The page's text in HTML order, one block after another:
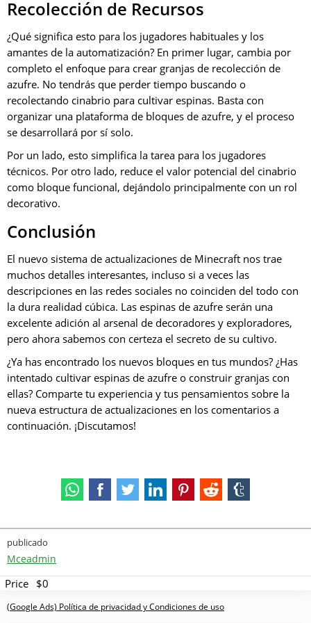
Recolección de Recursos
¿Qué significa esto para los jugadores habituales y los
amantes de la automatización? En primer lugar, cambia por
completo el enfoque para crear granjas de recolección de
azufre. No tendrás que perder tiempo buscando o
recolectando cinabrio para cultivar espinas. Basta con
organizar una plataforma de bloques de azufre, y el proceso
se desarrollará por sí solo.
Por un lado, esto simplifica la tarea para los jugadores
técnicos. Por otro lado, reduce el valor potencial del cinabrio
como bloque funcional, dejándolo principalmente con un rol
decorativo.
Conclusión
El nuevo sistema de actualizaciones de Minecraft nos trae
muchos detalles interesantes, incluso si a veces las
descripciones en las redes sociales no coinciden del todo con
la dura realidad cúbica. Las espinas de azufre serán una
excelente adición al arsenal de decoradores y exploradores,
pero ahora sabemos con certeza el secreto de su cultivo.
¿Ya has encontrado los nuevos bloques en tus mundos? ¿Has
intentado cultivar espinas de azufre o construir granjas con
ellas? Comparte tu experiencia y tus pensamientos sobre la
nueva estructura de actualizaciones en los comentarios a
continuación. ¡Discutamos!
publicado
Mceadmin
Price $0
(Google Ads) Política de privacidad y Condiciones de uso